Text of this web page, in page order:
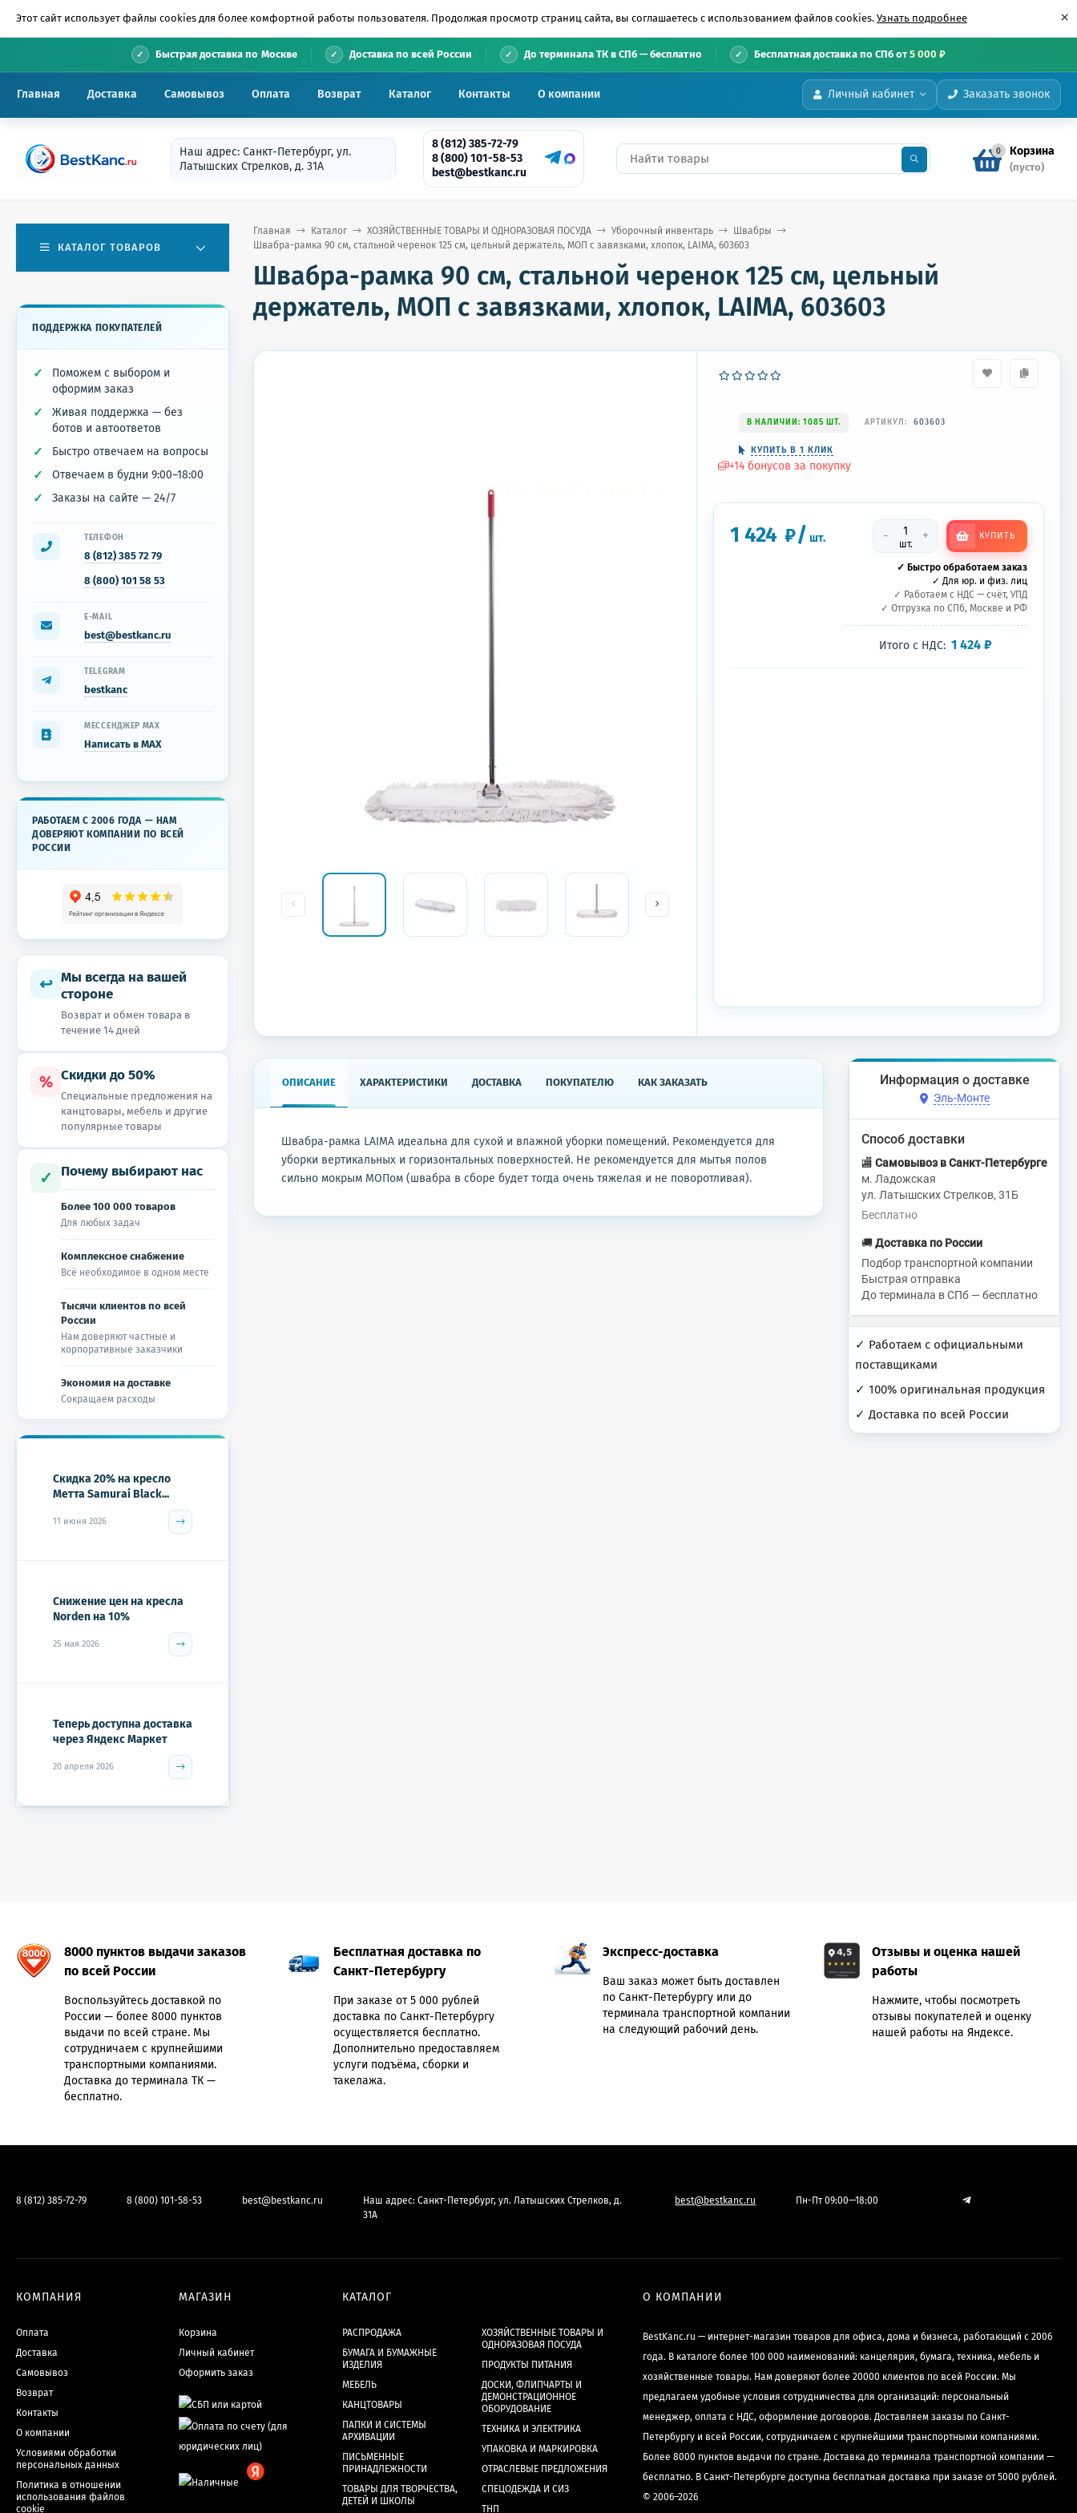
Этот сайт использует файлы cookies для более комфортной работы пользователя. Продолжая просмотр страниц сайта, вы соглашаетесь с использованием файлов cookies. Узнать подробнее ×
Быстрая доставка по Москве Доставка по всей России До терминала ТК в СПб — бесплатно Бесплатная доставка по СПб от5 000 ₽
Личный кабинет Заказать звонок
Главная Доставка Самовывоз Оплата Возврат Каталог Контакты О компании
Наш адрес: Санкт-Петербург, ул.
Латышских Стрелков, д. 31А
8 (812) 385-72-79
8 (800) 101-58-53
best@bestkanc.ru
0 Корзина
(пусто)
Главная Каталог ХОЗЯЙСТВЕННЫЕ ТОВАРЫ И ОДНОРАЗОВАЯ ПОСУДА Уборочный инвентарь
Швабры
Швабра-рамка 90 см, стальной черенок 125 см, цельный держатель, МОП с завязками, хлопок, LAIMA, 603603
Швабра-рамка 90 см, стальной черенок 125 см, цельный
держатель, МОП с завязками, хлопок, LAIMA, 603603
В НАЛИЧИИ: 1085 ШТ. АРТИКУЛ: 603603
КУПИТЬ В 1 КЛИК
+14 бонусов за покупку
1 424 ₽/ шт. -
шт.
+ КУПИТЬ
✓ Быстро обработаем заказ
✓ Для юр. и физ. лиц
✓ Работаем с НДС — счёт, УПД
✓ Отгрузка по СПб, Москве и РФ
Итого с НДС: 1 424 ₽
ОПИСАНИЕ ХАРАКТЕРИСТИКИ ДОСТАВКА ПОКУПАТЕЛЮ КАК ЗАКАЗАТЬ
Швабра-рамка LAIMA идеальна для сухой и влажной уборки помещений. Рекомендуется для
уборки вертикальных и горизонтальных поверхностей. Не рекомендуется для мытья полов
сильно мокрым МОПом (швабра в сборе будет тогда очень тяжелая и не поворотливая).
Информация о доставке
Эль-Монте
Способ доставки
🏬 Самовывоз в Санкт-Петербурге
м. Ладожская
ул. Латышских Стрелков, 31Б
Бесплатно
🚚 Доставка по России
Подбор транспортной компании
Быстрая отправка
До терминала в СПб — бесплатно
✓ Работаем с официальными
поставщиками
✓ 100% оригинальная продукция
✓ Доставка по всей России
КАТАЛОГ ТОВАРОВ
ПОДДЕРЖКА ПОКУПАТЕЛЕЙ
Поможем с выбором и
оформим заказ
Живая поддержка — без
ботов и автоответов
Быстро отвечаем на вопросы
Отвечаем в будни 9:00–18:00
Заказы на сайте — 24/7
ТЕЛЕФОН
8 (812) 385 72 79
8 (800) 101 58 53
E-MAIL
best@bestkanc.ru
TELEGRAM
bestkanc
МЕССЕНДЖЕР MAX
Написать в MAX
РАБОТАЕМ С 2006 ГОДА — НАМ
ДОВЕРЯЮТ КОМПАНИИ ПО ВСЕЙ
РОССИИ
↩ Мы всегда на вашей
стороне
Возврат и обмен товара в
течение 14 дней
% Скидки до 50%
Специальные предложения на
канцтовары, мебель и другие
популярные товары
✓ Почему выбирают нас
Более 100 000 товаров
Для любых задач
Комплексное снабжение
Всё необходимое в одном месте
Тысячи клиентов по всей
России
Нам доверяют частные и
корпоративные заказчики
Экономия на доставке
Сокращаем расходы
Скидка 20% на кресло
Метта Samurai Black...
11 июня 2026
Снижение цен на кресла
Norden на 10%
25 мая 2026
Теперь доступна доставка
через Яндекс Маркет
20 апреля 2026
8000 пунктов выдачи заказов
по всей России
Воспользуйтесь доставкой по
России — более 8000 пунктов
выдачи по всей стране. Мы
сотрудничаем с крупнейшими
транспортными компаниями.
Доставка до терминала ТК —
бесплатно.
Бесплатная доставка по
Санкт-Петербургу
При заказе от 5 000 рублей
доставка по Санкт-Петербургу
осуществляется бесплатно.
Дополнительно предоставляем
услуги подъёма, сборки и
такелажа.
Экспресс-доставка
Ваш заказ может быть доставлен
по Санкт-Петербургу или до
терминала транспортной компании
на следующий рабочий день.
Отзывы и оценка нашей
работы
Нажмите, чтобы посмотреть
отзывы покупателей и оценку
нашей работы на Яндексе.
8 (812) 385-72-79 8 (800) 101-58-53 best@bestkanc.ru
Наш адрес: Санкт-Петербург, ул. Латышских Стрелков, д.
31А
best@bestkanc.ru Пн-Пт 09:00—18:00
КОМПАНИЯ
Оплата
Доставка
Самовывоз
Возврат
Контакты
О компании
Условиями обработки
персональных данных
Политика в отношении
использования файлов
cookie
МАГАЗИН
Корзина
Личный кабинет
Оформить заказ
КАТАЛОГ
РАСПРОДАЖА
БУМАГА И БУМАЖНЫЕ
ИЗДЕЛИЯ
МЕБЕЛЬ
КАНЦТОВАРЫ
ПАПКИ И СИСТЕМЫ
АРХИВАЦИИ
ПИСЬМЕННЫЕ
ПРИНАДЛЕЖНОСТИ
ТОВАРЫ ДЛЯ ТВОРЧЕСТВА,
ДЕТЕЙ И ШКОЛЫ
ХОЗЯЙСТВЕННЫЕ ТОВАРЫ И
ОДНОРАЗОВАЯ ПОСУДА
ПРОДУКТЫ ПИТАНИЯ
ДОСКИ, ФЛИПЧАРТЫ И
ДЕМОНСТРАЦИОННОЕ
ОБОРУДОВАНИЕ
ТЕХНИКА И ЭЛЕКТРИКА
УПАКОВКА И МАРКИРОВКА
ОТРАСЛЕВЫЕ ПРЕДЛОЖЕНИЯ
СПЕЦОДЕЖДА И СИЗ
ТНП
О КОМПАНИИ
BestKanc.ru — интернет-магазин товаров для офиса, дома и бизнеса, работающий с 2006
года. В каталоге более 100 000 наименований: канцелярия, бумага, техника, мебель и
хозяйственные товары. Нам доверяют более 20000 клиентов по всей России. Мы
предлагаем удобные условия сотрудничества для организаций: персональный
менеджер, оплата с НДС, оформление договоров. Доставляем заказы по Санкт-
Петербургу и всей России, сотрудничаем с крупнейшими транспортными компаниями.
Более 8000 пунктов выдачи по стране. Доставка до терминала транспортной компании —
бесплатно. В Санкт-Петербурге доступна бесплатная доставка при заказе от 5000 рублей.
© 2006–2026